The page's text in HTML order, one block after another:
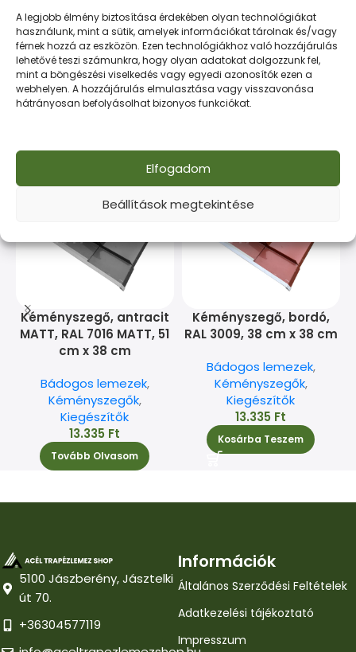
A legjobb élmény biztosítása érdekében olyan technológiákat
használunk, mint a sütik, amelyek információkat tárolnak és/vagy
férnek hozzá az eszközön. Ezen technológiákhoz való hozzájárulás
lehetővé teszi számunkra, hogy olyan adatokat dolgozzunk fel,
mint a böngészési viselkedés vagy egyedi azonosítók ezen a
webhelyen. A hozzájárulás elmulasztása vagy visszavonása
hátrányosan befolyásolhat bizonyos funkciókat.
Elfogadom
Beállítások megtekintése
Kiváló tapadású önfúró csavar fémlemezekhez. UV-álló,
tartós megoldás minden szerelési feladatra.
Kéményszegő, antracit
MATT, RAL 7016 MATT, 51
cm x 38 cm
Bádogos lemezek,
Kéményszegők,
Kiegészítők
13.335 Ft
Tovább Olvasom
Kéményszegő, bordó,
RAL 3009, 38 cm x 38 cm
Bádogos lemezek,
Kéményszegők,
Kiegészítők
13.335 Ft
Kosárba Teszem
5100 Jászberény, Jásztelki
út 70.
+36304577119
Információk
Általános Szerződési Feltételek
Adatkezelési tájékoztató
Impresszum